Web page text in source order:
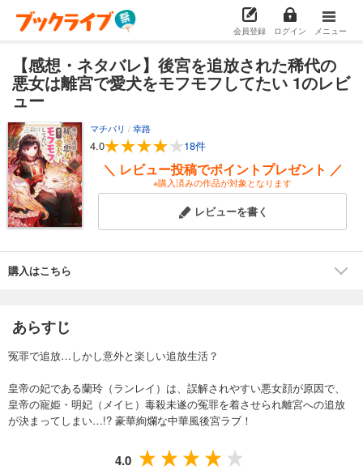
会員登録 ログイン メニュー
【感想・ネタバレ】後宮を追放された稀代の
悪女は離宮で愛犬をモフモフしてたい 1のレビ
ュー
マチバリ /幸路
4.0 18件
＼ レビュー投稿でポイントプレゼント ／
※購入済みの作品が対象となります
レビューを書く
購入はこちら
あらすじ
冤罪で追放…しかし意外と楽しい追放生活？
皇帝の妃である蘭玲（ランレイ）は、誤解されやすい悪女顔が原因で、
皇帝の寵姫・明妃（メイヒ）毒殺未遂の冤罪を着させられ離宮への追放
が決まってしまい…!? 豪華絢爛な中華風後宮ラブ！
4.0